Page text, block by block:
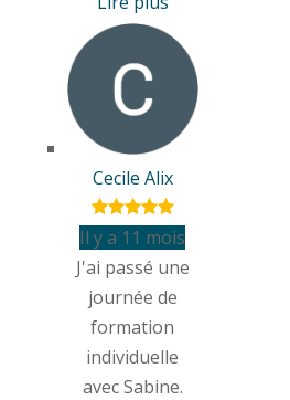
Cecile Alix
Il y a 11 mois
J'ai passé une
journée de
formation
individuelle
avec Sabine.